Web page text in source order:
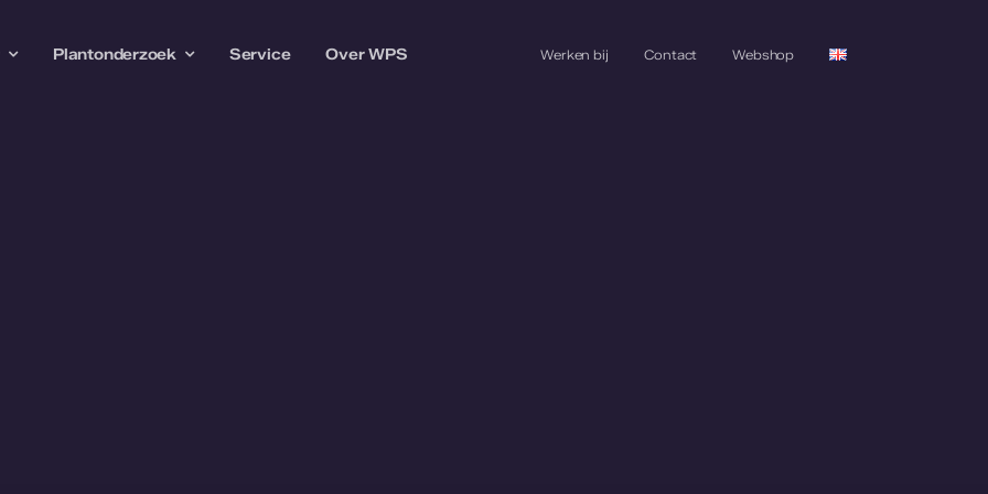
Plantonderzoek Service Over WPS Werken bij Contact Webshop